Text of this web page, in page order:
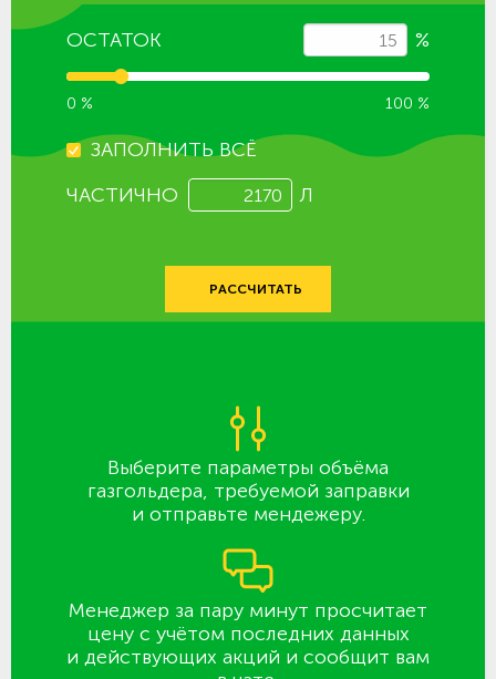
ОСТАТОК %
0 % 100 %
ЗАПОЛНИТЬ ВСЁ
ЧАСТИЧНО
Л
РАССЧИТАТЬ
Выберите параметры объёма
газгольдера, требуемой заправки
и отправьте мендежеру.
Менеджер за пару минут просчитает
цену с учётом последних данных
и действующих акций и сообщит вам